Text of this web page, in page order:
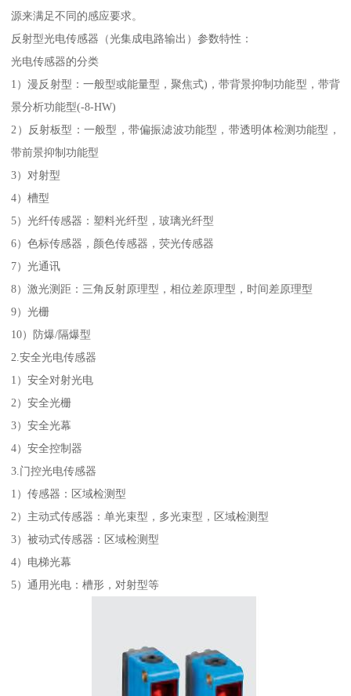
源来满足不同的感应要求。
反射型光电传感器（光集成电路输出）参数特性：
光电传感器的分类
1）漫反射型：一般型或能量型，聚焦式)，带背景抑制功能型，带背
景分析功能型(-8-HW)
2）反射板型：一般型，带偏振滤波功能型，带透明体检测功能型，
带前景抑制功能型
3）对射型
4）槽型
5）光纤传感器：塑料光纤型，玻璃光纤型
6）色标传感器，颜色传感器，荧光传感器
7）光通讯
8）激光测距：三角反射原理型，相位差原理型，时间差原理型
9）光栅
10）防爆/隔爆型
2.安全光电传感器
1）安全对射光电
2）安全光栅
3）安全光幕
4）安全控制器
3.门控光电传感器
1）传感器：区域检测型
2）主动式传感器：单光束型，多光束型，区域检测型
3）被动式传感器：区域检测型
4）电梯光幕
5）通用光电：槽形，对射型等